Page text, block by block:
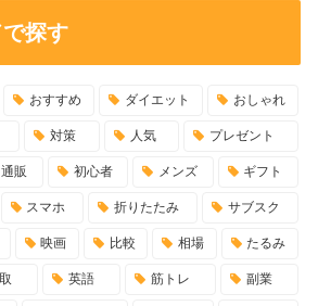
探す
おすすめ ダイエット おしゃれ
対策 人気 プレゼント
通販 初心者 メンズ ギフト
スマホ 折りたたみ サブスク
映画 比較 相場 たるみ
英語 筋トレ 副業